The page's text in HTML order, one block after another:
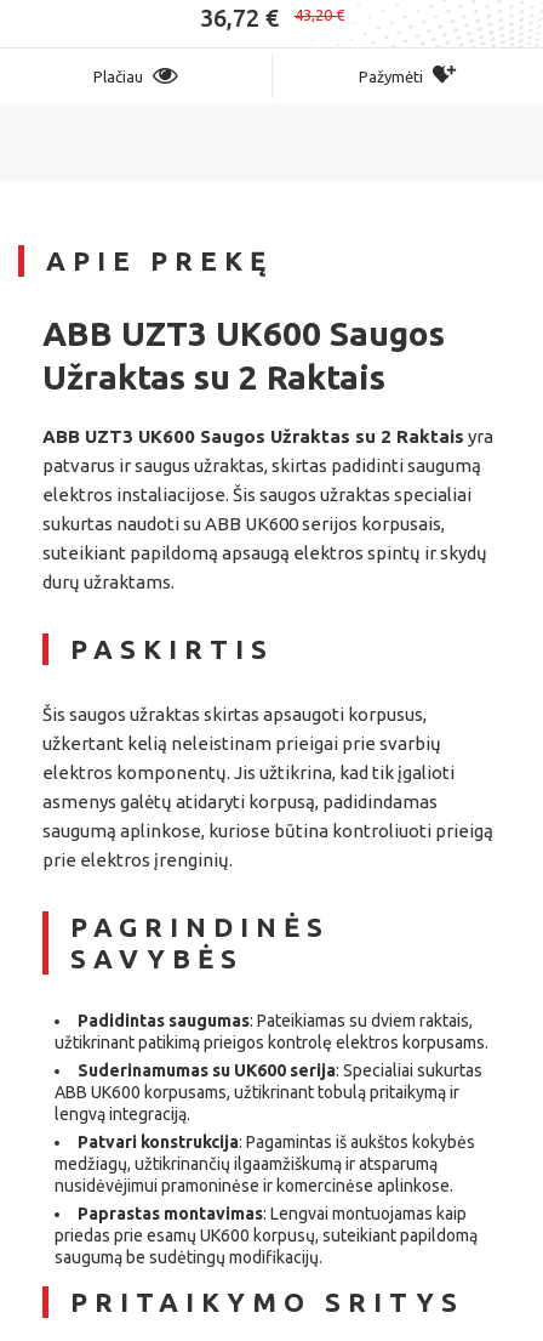
36,72 € 43,20 €
Plačiau Pažymėti
APIE PREKĘ
ABB UZT3 UK600 Saugos
Užraktas su 2 Raktais
ABB UZT3 UK600 Saugos Užraktas su 2 Raktais yra
patvarus ir saugus užraktas, skirtas padidinti saugumą
elektros instaliacijose. Šis saugos užraktas specialiai
sukurtas naudoti su ABB UK600 serijos korpusais,
suteikiant papildomą apsaugą elektros spintų ir skydų
durų užraktams.
PASKIRTIS
Šis saugos užraktas skirtas apsaugoti korpusus,
užkertant kelią neleistinam prieigai prie svarbių
elektros komponentų. Jis užtikrina, kad tik įgalioti
asmenys galėtų atidaryti korpusą, padidindamas
saugumą aplinkose, kuriose būtina kontroliuoti prieigą
prie elektros įrenginių.
PAGRINDINĖS
SAVYBĖS
Padidintas saugumas: Pateikiamas su dviem raktais,
užtikrinant patikimą prieigos kontrolę elektros korpusams.
Suderinamumas su UK600 serija: Specialiai sukurtas
ABB UK600 korpusams, užtikrinant tobulą pritaikymą ir
lengvą integraciją.
Patvari konstrukcija: Pagamintas iš aukštos kokybės
medžiagų, užtikrinančių ilgaamžiškumą ir atsparumą
nusidėvėjimui pramoninėse ir komercinėse aplinkose.
Paprastas montavimas: Lengvai montuojamas kaip
priedas prie esamų UK600 korpusų, suteikiant papildomą
saugumą be sudėtingų modifikacijų.
PRITAIKYMO SRITYS